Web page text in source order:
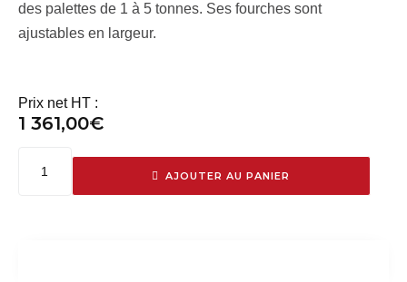
des palettes de 1 à 5 tonnes. Ses fourches sont
ajustables en largeur.
Prix net HT :
1 361,00€
AJOUTER AU PANIER